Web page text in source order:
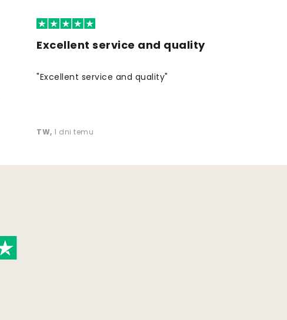
Excellent service and quality
"Excellent service and quality"
TW, 1 dni temu